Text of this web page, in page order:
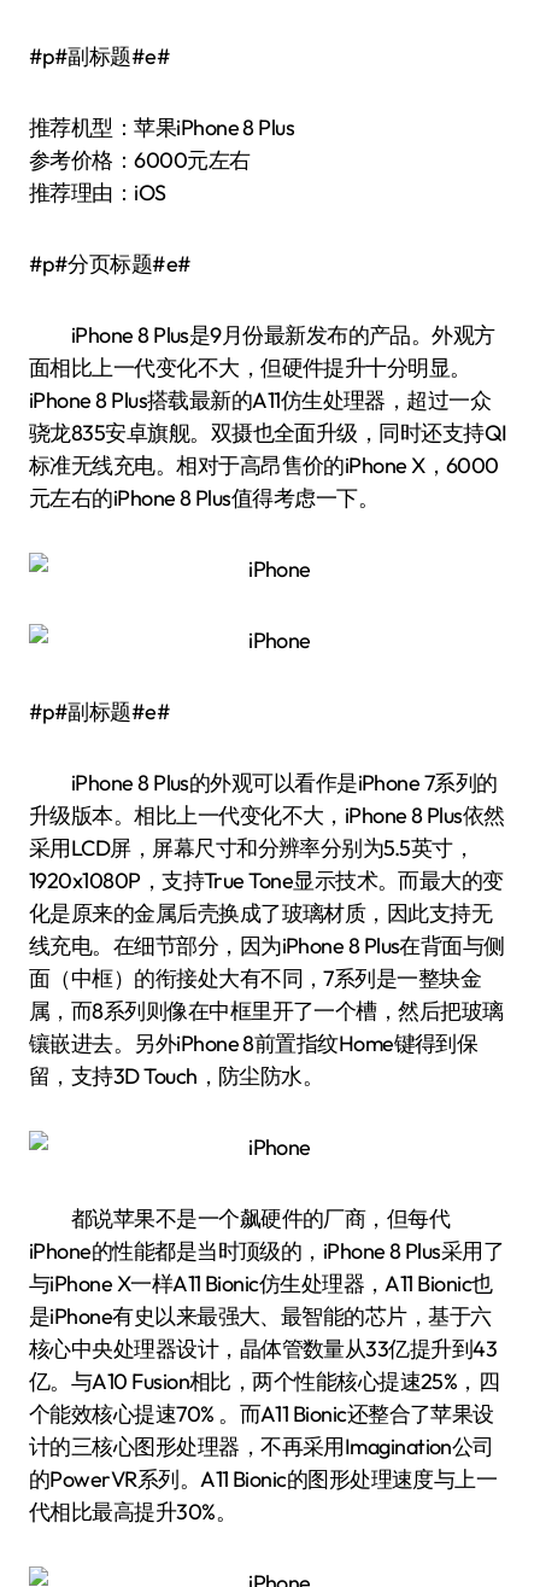
#p#副标题#e#
推荐机型：苹果iPhone 8 Plus
参考价格：6000元左右
推荐理由：iOS
#p#分页标题#e#
iPhone 8 Plus是9月份最新发布的产品。外观方
面相比上一代变化不大，但硬件提升十分明显。
iPhone 8 Plus搭载最新的A11仿生处理器，超过一众
骁龙835安卓旗舰。双摄也全面升级，同时还支持QI
标准无线充电。相对于高昂售价的iPhone X，6000
元左右的iPhone 8 Plus值得考虑一下。
#p#副标题#e#
iPhone 8 Plus的外观可以看作是iPhone 7系列的
升级版本。相比上一代变化不大，iPhone 8 Plus依然
采用LCD屏，屏幕尺寸和分辨率分别为5.5英寸，
1920x1080P，支持True Tone显示技术。而最大的变
化是原来的金属后壳换成了玻璃材质，因此支持无
线充电。在细节部分，因为iPhone 8 Plus在背面与侧
面（中框）的衔接处大有不同，7系列是一整块金
属，而8系列则像在中框里开了一个槽，然后把玻璃
镶嵌进去。另外iPhone 8前置指纹Home键得到保
留，支持3D Touch，防尘防水。
都说苹果不是一个飙硬件的厂商，但每代
iPhone的性能都是当时顶级的，iPhone 8 Plus采用了
与iPhone X一样A11 Bionic仿生处理器，A11 Bionic也
是iPhone有史以来最强大、最智能的芯片，基于六
核心中央处理器设计，晶体管数量从33亿提升到43
亿。与A10 Fusion相比，两个性能核心提速25%，四
个能效核心提速70% 。而A11 Bionic还整合了苹果设
计的三核心图形处理器，不再采用Imagination公司
的PowerVR系列。A11 Bionic的图形处理速度与上一
代相比最高提升30%。